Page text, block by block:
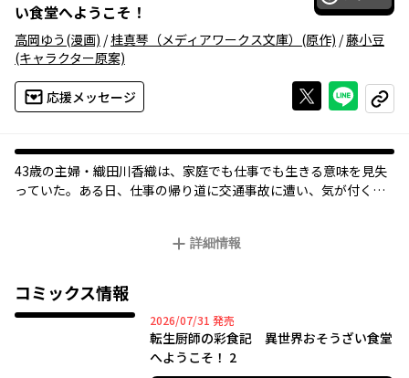
い食堂へようこそ！
高岡ゆう(漫画) /桂真琴（メディアワークス文庫） (原作) /藤小豆
(キャラクター原案)
応援メッセージ Xで投稿する
ライン
コピー
43歳の主婦・織田川香織は、家庭でも仕事でも生きる意味を見失
っていた。ある日、仕事の帰り道に交通事故に遭い、気が付くと
途方に暮れる香織だったが、助けてくれた老人・華元化の家でせ
年、異世界でも真心込めたいつもの味に、前世では言ってもらえ
なかった『美味しい』の一言がうれしくてーー。「ここでおそう
ざいをたくさん作ろう！」 夢は異世界で食堂オープンーー!? 料
理の力で生まれ変わる、中華転生お料理譚！
詳細情報
コミックス情報
2026/07/31 2026年07月31日
発売
転生厨師の彩食記 異世界おそうざい食堂
へようこそ！ 2